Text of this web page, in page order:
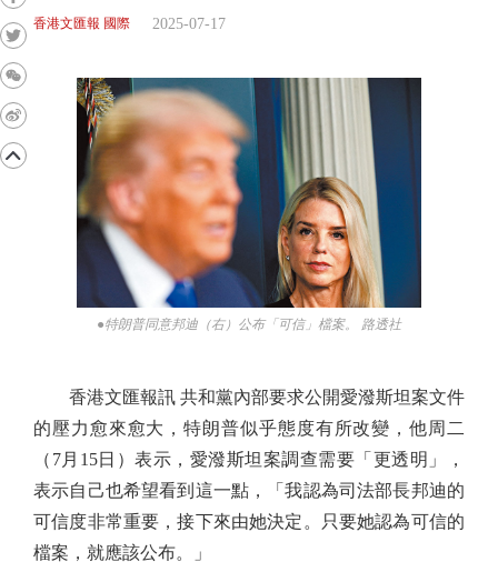
香港文匯報 國際 2025-07-17
●特朗普同意邦迪（右）公布「可信」檔案。 路透社
香港文匯報訊 共和黨內部要求公開愛潑斯坦案文件
的壓力愈來愈大，特朗普似乎態度有所改變，他周二
（7月15日）表示，愛潑斯坦案調查需要「更透明」，
表示自己也希望看到這一點，「我認為司法部長邦迪的
可信度非常重要，接下來由她決定。只要她認為可信的
檔案，就應該公布。」